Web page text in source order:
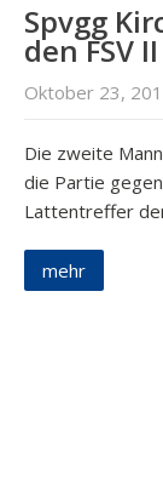
Spvgg
den FSV II
Oktober 23,
Die zweite
die Partie
Lattentreffer
mehr